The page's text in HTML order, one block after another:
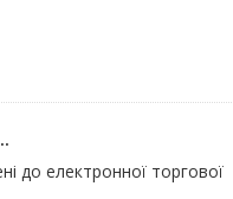
до електронної торгової